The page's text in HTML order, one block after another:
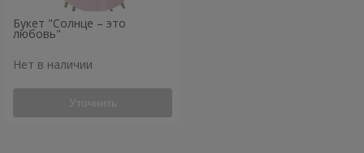
Букет "Солнце – это
любовь"
Нет в наличии
Уточнить